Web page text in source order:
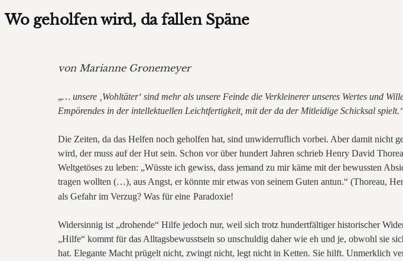
Wo geholfen wird, da fallen Späne
von Marianne Gronemeyer
„… unsere ‚Wohltäter‘ sind mehr als unsere Feinde die Verkleinerer unseres Wertes und
Empörendes in der intellektuellen Leichtfertigkeit, mit der da der Mitleidige Schicksal
Die Zeiten, da das Helfen noch geholfen hat, sind unwiderruflich vorbei. Aber damit nicht
wird, der muss auf der Hut sein. Schon vor über hundert Jahren schrieb Henry David
Weltgetöses zu leben: „Wüsste ich gewiss, dass jemand zu mir käme mit der bewussten
tragen wollten (…), aus Angst, er könnte mir etwas von seinem Guten antun.“ (Thoreau,
als Gefahr im Verzug? Was für eine Paradoxie!
Widersinnig ist „drohende“ Hilfe jedoch nur, weil sich trotz hundertfältiger historischer
„Hilfe“ kommt für das Alltagsbewusstsein so unschuldig daher wie eh und je, obwohl sie
hat. Elegante Macht prügelt nicht, zwingt nicht, legt nicht in Ketten. Sie hilft. Unmerklich